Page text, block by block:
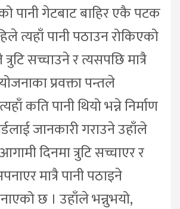
पानी गेटबाट बाहिर एकै पटक
त्यहाँ पानी पठाउन रोकिएको
सच्चाउने र त्यसपछि मात्रै
प्रवक्ता पन्तले
कति पानी थियो भन्ने निर्माण
जानकारी गराउने उहाँले
दिनमा त्रुटि सच्चाएर र
मात्रै पानी पठाइने
छ । उहाँले भन्नुभयो,